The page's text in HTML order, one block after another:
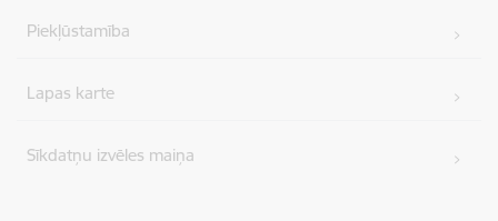
Piekļūstamība
Lapas karte
Sīkdatņu izvēles maiņa